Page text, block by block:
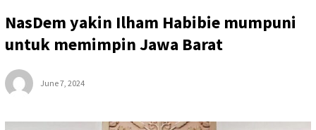
NasDem yakin Ilham Habibie mumpuni
untuk memimpin Jawa Barat
June 7, 2024